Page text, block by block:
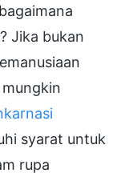
Jika bukan
syarat untuk
rupa